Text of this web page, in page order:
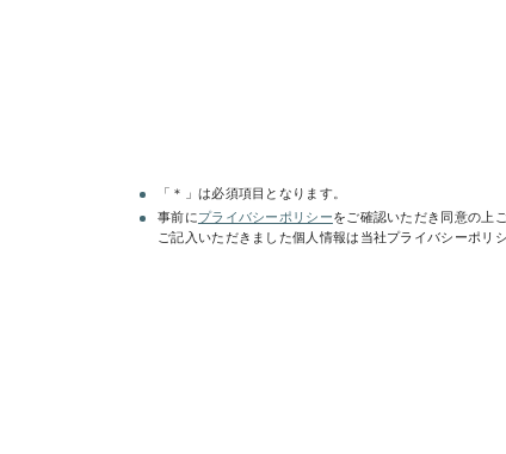
レンタルプラン等はこちらでご確認いた
「＊」は必須項目となります。
事前にプライバシーポリシーをご確認いただき同意の上
ご記入いただきました個人情報は当社プライバシーポリ